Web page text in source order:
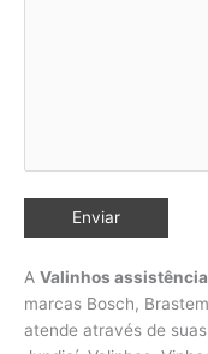
A Valinhos
marcas Bosch,
atende através de